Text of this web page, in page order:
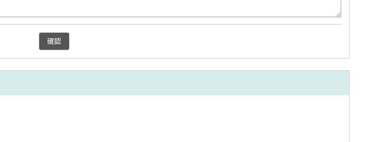
確認